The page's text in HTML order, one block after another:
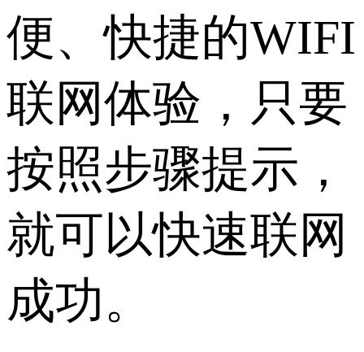
便、快捷的WIFI
联网体验，只要
按照步骤提示，
就可以快速联网
成功。